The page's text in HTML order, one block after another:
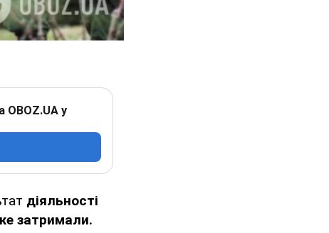
OBOZ.UA у
діяльності
затримали.